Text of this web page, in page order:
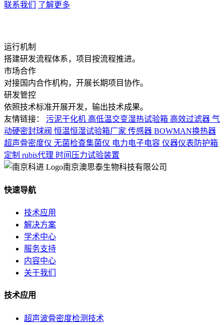
联系我们 了解更多
运行机制
搭建研发流程体系，项目按流程推进。
市场合作
对接国内合作机构，开展长期项目协作。
研发管控
依照技术标准开展开发，输出技术成果。
友情链接：
污泥干化机 高低温交变湿热试验箱 高效过滤器 气
动硬密封球阀 恒温恒湿试验箱厂家 传感器 BOWMAN换热器
超声骨密度仪 无菌检查集菌仪 电力电子电容 仪器仪表防护箱
定制 rubis代理 时间压力试验装置
南京澳思泰生物科技有限公司
快速导航
技术应用
解决方案
学术中心
服务支持
内容中心
关于我们
技术应用
超声波骨密度检测技术